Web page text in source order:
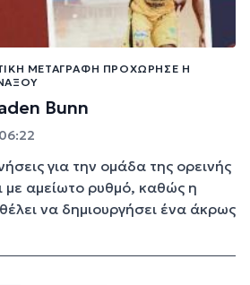
ΜΕΤΑΓΡΑΦΉ ΠΡΟΧΏΡΗΣΕ Η
Bunn
για την ομάδα της ορεινής
με αμείωτο ρυθμό, καθώς η
να δημιουργήσει ένα άκρως